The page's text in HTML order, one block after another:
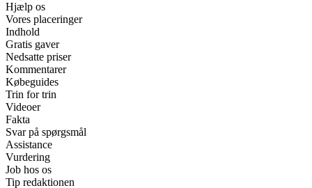
Hjælp os
Vores placeringer
Indhold
Gratis gaver
Nedsatte priser
Kommentarer
Købeguides
Trin for trin
Videoer
Fakta
Svar på spørgsmål
Assistance
Vurdering
Job hos os
Tip redaktionen